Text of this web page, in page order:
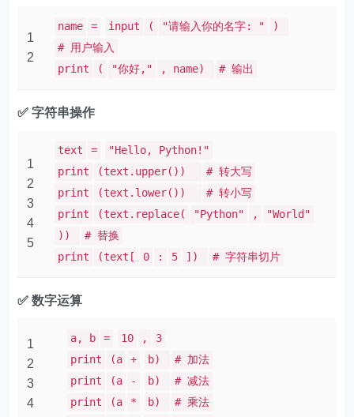
1
2
name = input ( "请输入你的名字: "
)
# 用户输入
print
( "你好," , name) # 输出
✅ 字符串操作
1
2
3
4
5
text =
"Hello, Python!"
print
(text.upper())
# 转大写
print
(text.lower())
# 转小写
print
(text.replace( "Python" ,
"World"
))
# 替换
print
(text[ 0 : 5 ]) # 字符串切片
✅ 数字运算
1
2
3
4
a, b = 10 ,
3
print
(a + b)
# 加法
print
(a - b)
# 减法
print
(a * b) # 乘法